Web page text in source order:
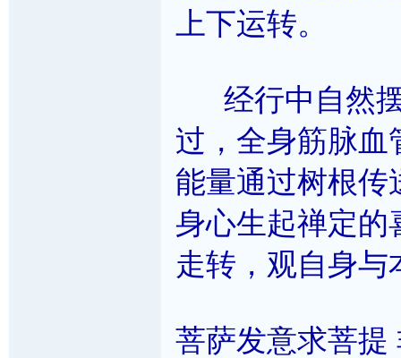
上下运转。
经行中自然摆
过，全身筋脉血
能量通过树根传
身心生起禅定的
走转，观自身与
菩萨发意求菩提